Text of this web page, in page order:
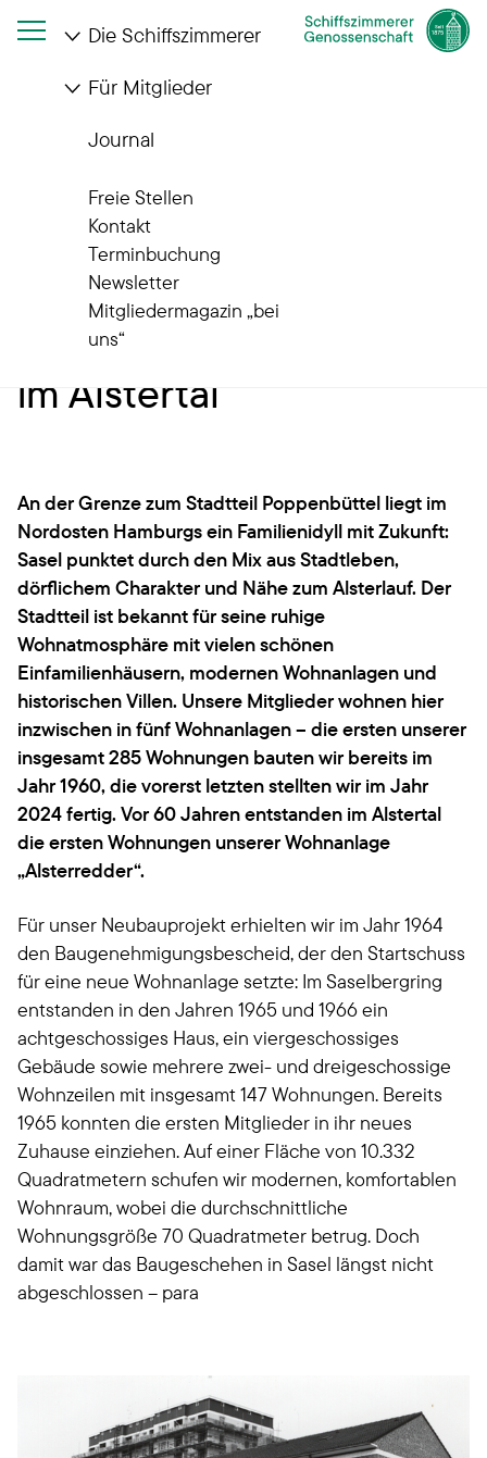
Die Schiffszimmerer
Für Mitglieder
Journal
Freie Stellen
Kontakt
Terminbuchung
Newsletter
Mitgliedermagazin „bei
uns“
Startseite
Die Schiffszimmerer Wohnanlagen
Unsere Quartiere im Wandel
Sasel: 60 Jahre
Wohnanlage
„Alsterredder“: Wohnen
im Alstertal
An der Grenze zum Stadtteil Poppenbüttel liegt im
Nordosten Hamburgs ein Familienidyll mit Zukunft:
Sasel punktet durch den Mix aus Stadtleben,
dörflichem Charakter und Nähe zum Alsterlauf. Der
Stadtteil ist bekannt für seine ruhige
Wohnatmosphäre mit vielen schönen
Einfamilienhäusern, modernen Wohnanlagen und
historischen Villen. Unsere Mitglieder wohnen hier
inzwischen in fünf Wohnanlagen – die ersten unserer
insgesamt 285 Wohnungen bauten wir bereits im
Jahr 1960, die vorerst letzten stellten wir im Jahr
2024 fertig. Vor 60 Jahren entstanden im Alstertal
die ersten Wohnungen unserer Wohnanlage
„Alsterredder“.
Für unser Neubauprojekt erhielten wir im Jahr 1964
den Baugenehmigungsbescheid, der den Startschuss
für eine neue Wohnanlage setzte: Im Saselbergring
entstanden in den Jahren 1965 und 1966 ein
achtgeschossiges Haus, ein viergeschossiges
Gebäude sowie mehrere zwei- und dreigeschossige
Wohnzeilen mit insgesamt 147 Wohnungen. Bereits
1965 konnten die ersten Mitglieder in ihr neues
Zuhause einziehen. Auf einer Fläche von 10.332
Quadratmetern schufen wir modernen, komfortablen
Wohnraum, wobei die durchschnittliche
Wohnungsgröße 70 Quadratmeter betrug. Doch
damit war das Baugeschehen in Sasel längst nicht
abgeschlossen – para